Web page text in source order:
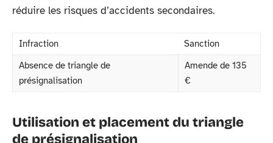
réduire les risques d’accidents secondaires.
Infraction
Sanction
Absence de triangle de
présignalisation
Amende de 135
€
Utilisation et placement du triangle
de présignalisation